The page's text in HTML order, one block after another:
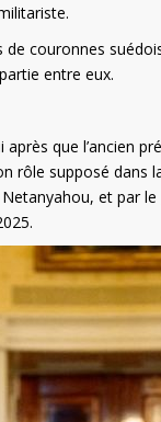
couronnes
entre eux.
que l’ancien
rôle supposé dans
et par